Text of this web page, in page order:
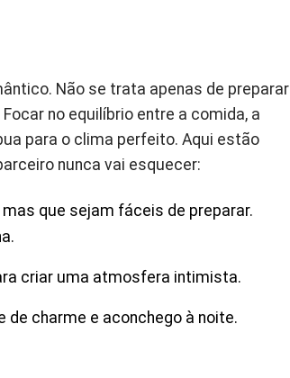
Não se trata apenas de preparar
no equilíbrio entre a comida, a
para o clima perfeito. Aqui estão
nunca vai esquecer:
que sejam fáceis de preparar.
criar uma atmosfera intimista.
charme e aconchego à noite.